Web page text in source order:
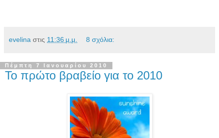
evelina στις 11:36 μ.μ. 8 σχόλια:
Πέμπτη 7 Ιανουαρίου 2010
Το πρώτο βραβείο για το 2010